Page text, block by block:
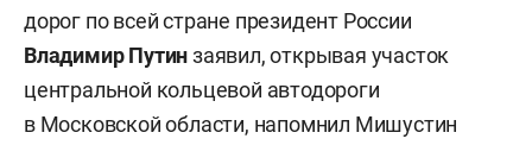
дорог по всей стране президент России
Владимир Путинзаявил, открывая участок
центральной кольцевой автодороги
в Московской области, напомнил Мишустин